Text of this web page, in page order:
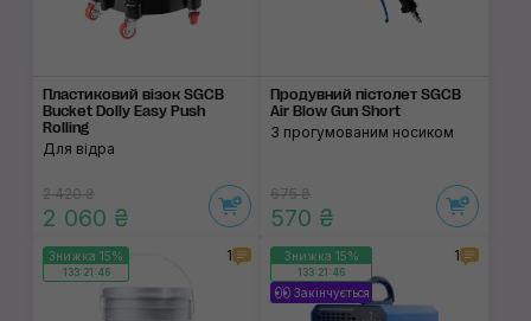
Пластиковий візок SGCB
Bucket Dolly Easy Push
Rolling
Для відра
2 420 ₴
2 060 ₴
Продувний пістолет SGCB
Air Blow Gun Short
З прогумованим носиком
675 ₴
570 ₴
Знижка 15%
133:21:46
1 Знижка 15%
133:21:46
Закінчується
1